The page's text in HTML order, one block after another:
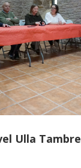
Ulla Tambre